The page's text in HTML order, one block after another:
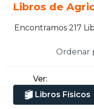
Libros de
Encontramos 217
Ordenar
Ver:
Libros Físicos